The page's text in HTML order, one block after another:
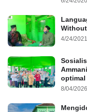
4/24/2021
optimal
8/04/2026